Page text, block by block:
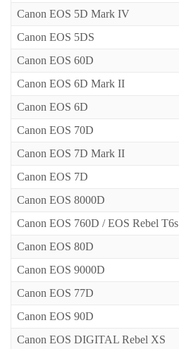
Canon EOS 5D Mark IV
Canon EOS 5DS
Canon EOS 60D
Canon EOS 6D Mark II
Canon EOS 6D
Canon EOS 70D
Canon EOS 7D Mark II
Canon EOS 7D
Canon EOS 8000D
Canon EOS 760D / EOS Rebel T6s
Canon EOS 80D
Canon EOS 9000D
Canon EOS 77D
Canon EOS 90D
Canon EOS DIGITAL Rebel XS